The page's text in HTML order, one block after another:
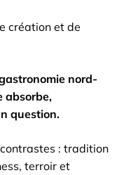
création et de
nord-
absorbe,
question.
: tradition
terroir et